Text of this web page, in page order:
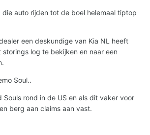
die auto rijden tot de boel helemaal tiptop
een deskundige van Kia NL heeft
storings log te bekijken en naar een
Soul..
Souls rond in de US en als dit vaker voor
berg aan claims aan vast.